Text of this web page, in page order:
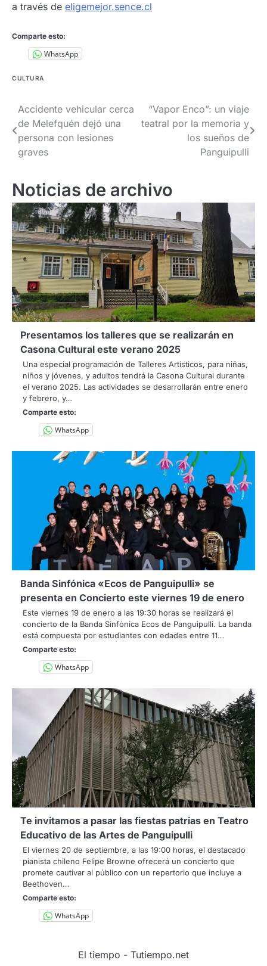
a través de eligemejor.sence.cl
Comparte esto:
WhatsApp
CULTURA
Navegación
de
entradas
Accidente vehicular cerca
de Melefquén dejó una
persona con lesiones
graves
“Vapor Enco”: un viaje
teatral por la memoria y
los sueños de
Panguipulli
Noticias de archivo
Presentamos los talleres que se realizarán en
Casona Cultural este verano 2025
Una especial programación de Talleres Artísticos, para niñas,
niños y jóvenes, y adultos tendrá la Casona Cultural durante
el verano 2025. Las actividades se desarrollarán entre enero
y febrero, y…
Comparte esto:
WhatsApp
Banda Sinfónica «Ecos de Panguipulli» se
presenta en Concierto este viernes 19 de enero
Este viernes 19 de enero a las 19:30 horas se realizará el
concierto de la Banda Sinfónica Ecos de Panguipulli. La banda
está compuesta por estudiantes con edades entre 11…
Comparte esto:
WhatsApp
Te invitamos a pasar las fiestas patrias en Teatro
Educativo de las Artes de Panguipulli
El viernes 20 de septiembre, a las 19:00 horas, el destacado
pianista chileno Felipe Browne ofrecerá un concierto que
promete cautivar al público con un repertorio que incluye a
Beethoven…
Comparte esto:
WhatsApp
El tiempo - Tutiempo.net